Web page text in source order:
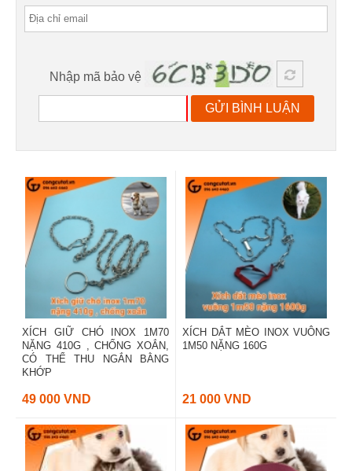
Nhập mã bảo vệ
GỬI BÌNH LUẬN
XÍCH GIỮ CHÓ INOX 1M70
NẶNG 410G , CHỐNG XOẮN,
CÓ THỂ THU NGẮN BẰNG
KHỚP
49 000 VND
XÍCH DẮT MÈO INOX VUÔNG
1M50 NẶNG 160G
21 000 VND